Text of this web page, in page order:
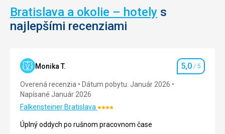
Bratislava a okolie – hotely s
najlepšími recenziami
Monika T. Hodnotenie
5,0 / 5
Overená recenzia
Dátum pobytu: Január 2026
Napísané Január 2026
Falkensteiner BratislavaHodnotenie:
Úplný oddych po rušnom pracovnom čase